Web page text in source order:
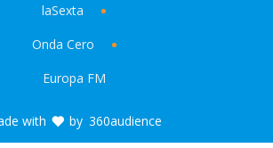
laSexta
Onda Cero
Europa FM
with by 360audience